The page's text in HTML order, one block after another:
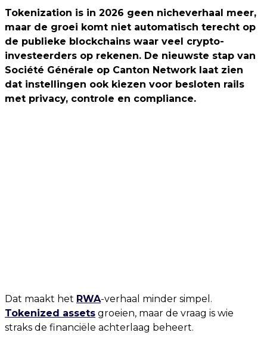
Tokenization is in 2026 geen nicheverhaal meer,
maar de groei komt niet automatisch terecht op
de publieke blockchains waar veel crypto-
investeerders op rekenen. De nieuwste stap van
Société Générale op Canton Network laat zien
dat instellingen ook kiezen voor besloten rails
met privacy, controle en compliance.
Dat maakt het RWA-verhaal minder simpel.
Tokenized assets groeien, maar de vraag is wie
straks de financiële achterlaag beheert.